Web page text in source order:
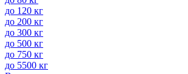
до 120 кг
до 200 кг
до 300 кг
до 500 кг
до 750 кг
до 5500 кг